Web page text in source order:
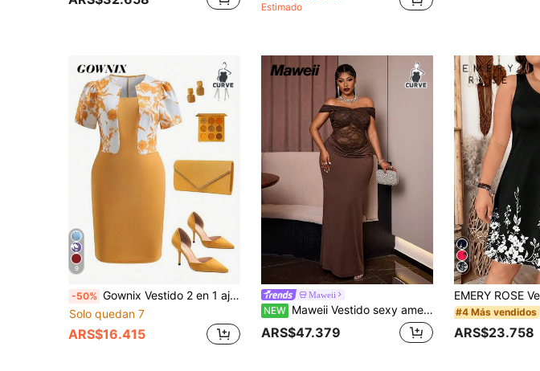
Estimado
9
-50% Gownix Vestido 2 en 1 ajustado de talla grande elegante blanco de verano para invitada de boda con estampado floral y patchwork, manga abullonada, atuendo formal de fiesta de Pascua occidental naranja para mujer
Solo quedan 7
ARS$16.415
Maweii
NEW Maweii Vestido sexy americano de encaje con patchwork, diseño sin tirantes y hombros descubiertos, efecto adelgazante, espalda descubierta y favorecedor para la cadera, talla grande para mujer
ARS$47.379
#4 Más vendidos
ARS$23.758